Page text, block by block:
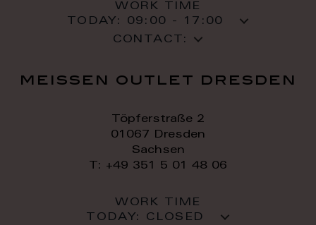
WORK TIME
TODAY: 09:00 - 17:00
CONTACT:
meissen outlet dresden
Töpferstraße 2
01067 Dresden
Sachsen
T: +49 351 5 01 48 06
WORK TIME
TODAY: CLOSED